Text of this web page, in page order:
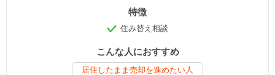
特徴
住み替え相談
こんな人におすすめ
居住したまま売却を進めたい人